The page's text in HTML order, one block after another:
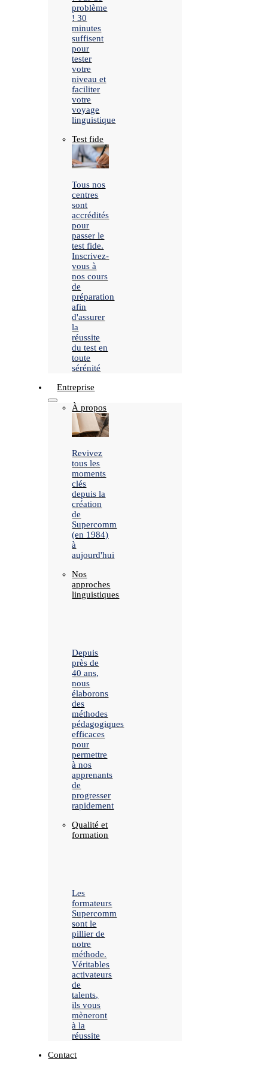
problème
! 30
minutes
suffisent
pour
tester
votre
niveau et
faciliter
votre
voyage
linguistique
Test fide
Tous nos
centres
sont
accrédités
pour
passer le
test fide.
Inscrivez-
vous à
nos cours
de
préparation
afin
d'assurer
la
réussite
du test en
toute
sérénité
Entreprise
À propos
Revivez
tous les
moments
clés
depuis la
création
de
Supercomm
(en 1984)
à
aujourd'hui
Nos
approches
linguistiques
Depuis
près de
40 ans,
nous
élaborons
des
méthodes
pédagogiques
efficaces
pour
permettre
à nos
apprenants
de
progresser
rapidement
Qualité et
formation
Les
formateurs
Supercomm
sont le
pillier de
notre
méthode.
Véritables
activateurs
de
talents,
ils vous
mèneront
à la
réussite
Contact